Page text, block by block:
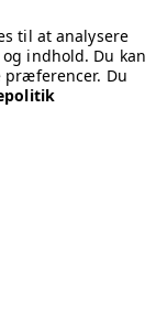
til at analysere
indhold. Du kan
præferencer. Du
brand